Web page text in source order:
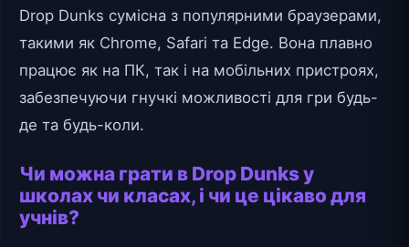
Drop Dunks сумісна з популярними браузерами,
такими як Chrome, Safari та Edge. Вона плавно
працює як на ПК, так і на мобільних пристроях,
забезпечуючи гнучкі можливості для гри будь-
де та будь-коли.
Чи можна грати в Drop Dunks у
школах чи класах, і чи це цікаво для
учнів?